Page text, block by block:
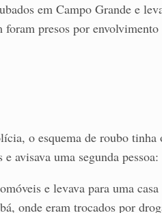
em Campo Grande e
foram presos por
o esquema de roubo
e avisava uma segunda
e levava para uma
onde eram trocados por